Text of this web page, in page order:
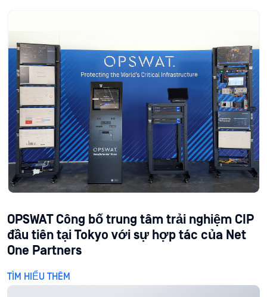
OPSWAT Công bố trung tâm trải nghiệm CIP
đầu tiên tại Tokyo với sự hợp tác của Net
One Partners
TÌM HIỂU THÊM